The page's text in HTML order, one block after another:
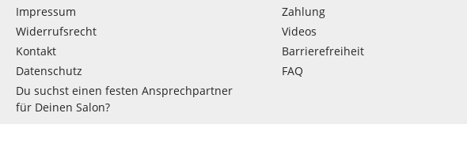
Impressum
Widerrufsrecht
Kontakt
Datenschutz
Du suchst einen festen Ansprechpartner
für Deinen Salon?
Zahlung
Videos
Barrierefreiheit
FAQ